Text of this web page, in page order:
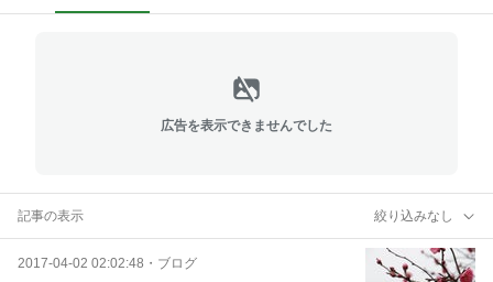
広告を表示できませんでした
記事の表示 絞り込みなし
2017-04-02 02:02:48 ・ ブログ